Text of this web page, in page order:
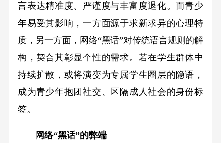
言表达精准度、严谨度与丰富度退化。而青少
年易受其影响，一方面源于求新求异的心理特
质，另一方面，网络“黑话”对传统语言规则的解
构，契合其彰显个性的需求。若在学生群体中
持续扩散，或将演变为专属学生圈层的隐语，
成为青少年抱团社交、区隔成人社会的身份标
签。
网络“黑话”的弊端